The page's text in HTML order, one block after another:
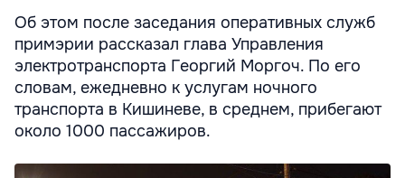
Об этом после заседания оперативных служб
примэрии рассказал глава Управления
электротранспорта Георгий Моргоч. По его
словам, ежедневно к услугам ночного
транспорта в Кишиневе, в среднем, прибегают
около 1000 пассажиров.